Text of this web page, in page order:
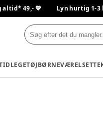
49,- 💙 Lyn hurtig 1-3
LEGETØJBØRNEVÆRELSET